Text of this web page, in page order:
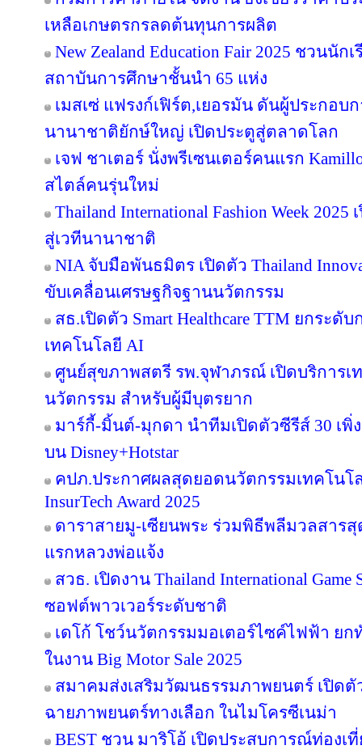
เหลือเกษตรกรลดต้นทุนการผลิต
New Zealand Education Fair 2025 ชวนนั
สถาบันการศึกษาชั้นนำ 65 แห่ง
เมสเซ่ แฟรงก์เฟิร์ต,เยอรมัน ดันผู้ประกอบ
นานาชาติยักษ์ใหญ่ เปิดประตูสู่ตลาดโลก
เจฟ ชาเตอร์ นั่งพรีเซนเตอร์คนแรก
สไตล์คนรุ่นใหม่
Thailand International Fashion Week
สู่เวทีนานาชาติ
NIA จับมือพันธมิตร เปิดตัว Thailand
ขับเคลื่อนเศรษฐกิจฐานนวัตกรรม
สธ.เปิดตัว Smart Healthcare TTM ยกระ
เทคโนโลยี AI
ศูนย์สุขภาพสตรี รพ.จุฬาภรณ์ เปิดบริการเ
นวัตกรรม สำหรับผู้มีบุตรยาก
มาร์กี้-มิ้นต์-มุกดา นำทีมเปิดตัวซีรีส์ 30 เพิ่
บน Disney+Hotstar
คปภ.ประกาศผลสุดยอดนวัตกรรมเทคโนโ
InsurTech Award 2025
ดาราสายมู-เซียนพระ ร่วมพิธีพลีมวลสาร
แรกหลวงพ่อแจ้ง
สวธ. เปิดงาน Thailand International Game
ซอฟต์พาวเวอร์ระดับชาติ
เดโก้ โชว์นวัตกรรมมอเตอร์ไซค์ไฟฟ้า ยก
ในงาน Big Motor Sale 2025
สมาคมส่งเสริมวัฒนธรรมภาพยนตร์ เปิดตั
ฉายภาพยนตร์ทางเลือก ในไมโครซีเนม่า
BEST ชวน มาริโอ้ เปิดประสบการณ์ท่องเ